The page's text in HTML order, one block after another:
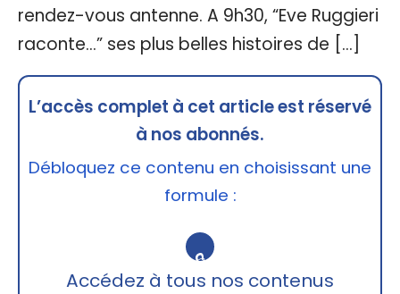
rendez-vous antenne. A 9h30, “Eve Ruggieri
raconte…” ses plus belles histoires de […]
L’accès complet à cet article est réservé
à nos abonnés.
Débloquez ce contenu en choisissant une
formule :
🔒
Accédez à tous nos contenus